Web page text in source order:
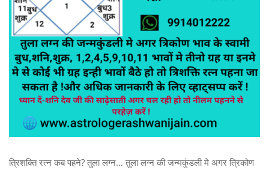
त्रिशक्ति रत्न कब पहने? तुला लग्न… तुला लग्न की जन्मकुंडली मे अगर त्रिकोण